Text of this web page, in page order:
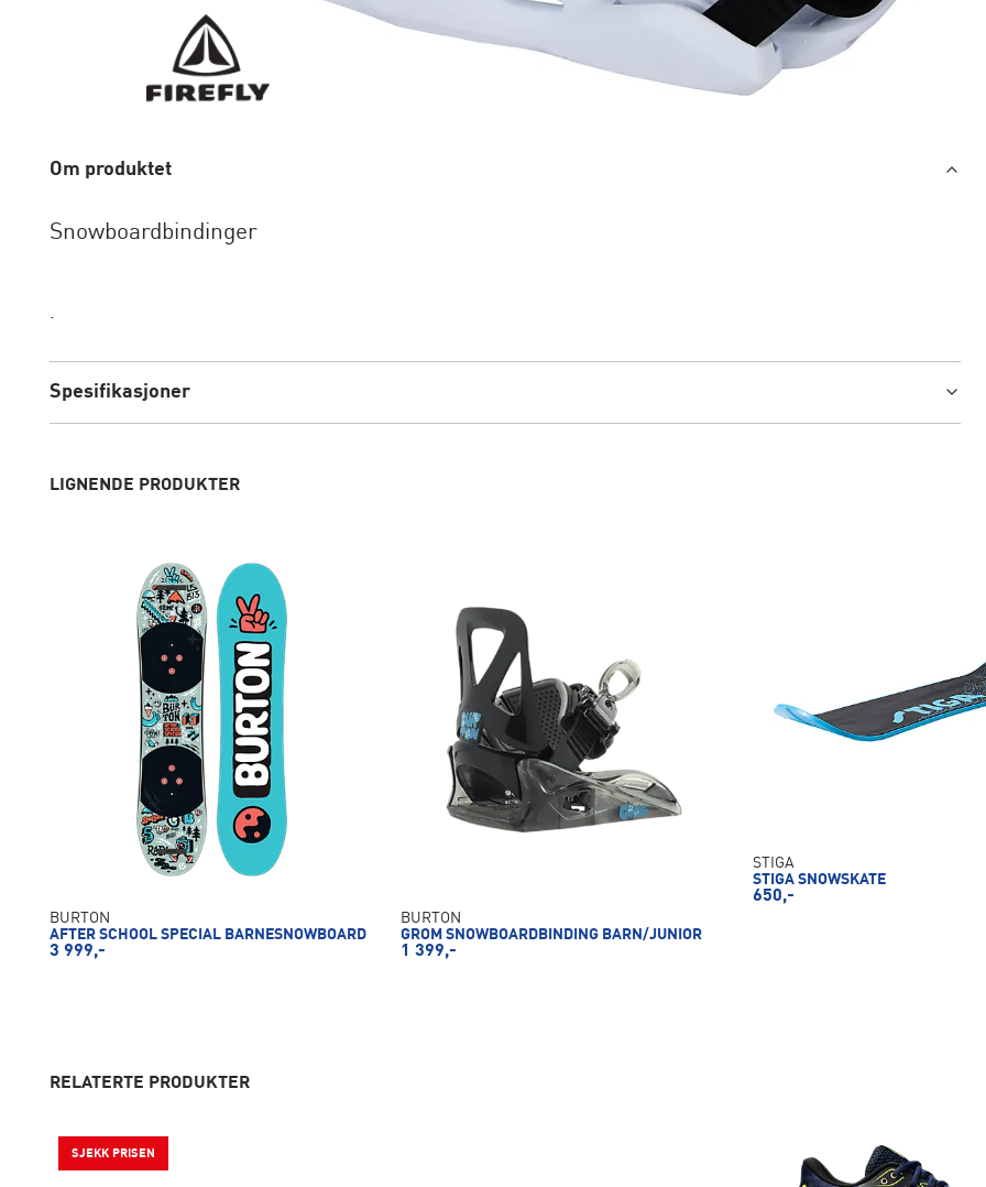
Om produktet
Snowboardbindinger
Spesifikasjoner
LIGNENDE PRODUKTER
BURTON
AFTER SCHOOL SPECIAL BARNESNOWBOARD
3 999,-
BURTON
GROM SNOWBOARDBINDING BARN/JUNIOR
1 399,-
STIGA
STIGA SNOWSKATE
650,-
RELATERTE PRODUKTER
SJEKK PRISEN